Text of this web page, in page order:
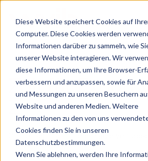
Diese Website speichert Cookies auf
Computer. Diese Cookies werden
Informationen darüber zu sammeln, wie
unserer Website interagieren. Wir
diese Informationen, um Ihre Browser-
verbessern und anzupassen, sowie für
und Messungen zu unseren Besuchern
Website und anderen Medien. Weitere
Informationen zu den von uns
Cookies finden Sie in unseren
Datenschutzbestimmungen.
Wenn Sie ablehnen, werden Ihre
Suche
Es gibt keine Vorschläge, da das
Zoll für Export
Z
Online-Seminar Freie Plätze verfügbar